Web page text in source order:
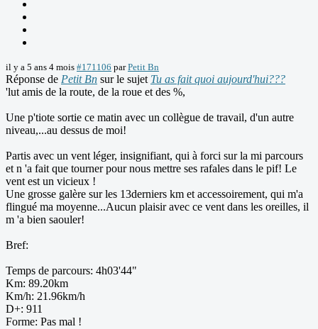
il y a 5 ans 4 mois #171106 parPetit Bn
Réponse de Petit Bn sur le sujet Tu as fait quoi aujourd'hui???
'lut amis de la route, de la roue et des %,
Une p'tiote sortie ce matin avec un collègue de travail, d'un autre
niveau,...au dessus de moi!
Partis avec un vent léger, insignifiant, qui à forci sur la mi parcours
et n 'a fait que tourner pour nous mettre ses rafales dans le pif! Le
vent est un vicieux !
Une grosse galère sur les 13derniers km et accessoirement, qui m'a
flingué ma moyenne...Aucun plaisir avec ce vent dans les oreilles, il
m 'a bien saouler!
Bref:
Temps de parcours: 4h03'44"
Km: 89.20km
Km/h: 21.96km/h
D+: 911
Forme: Pas mal !